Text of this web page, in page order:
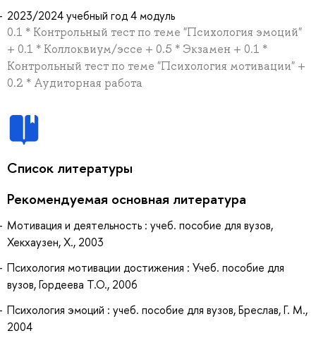
2023/2024 учебный год 4 модуль
0.1 * Контрольный тест по теме "Психология эмоций"
+ 0.1 * Коллоквиум/эссе + 0.5 * Экзамен + 0.1 *
Контрольный тест по теме "Психология мотивации" +
0.2 * Аудиторная работа
Список литературы
Рекомендуемая основная литература
Мотивация и деятельность : учеб. пособие для вузов,
Хекхаузен, Х., 2003
Психология мотивации достижения : Учеб. пособие для
вузов, Гордеева Т.О., 2006
Психология эмоций : учеб. пособие для вузов, Бреслав, Г. М.,
2004